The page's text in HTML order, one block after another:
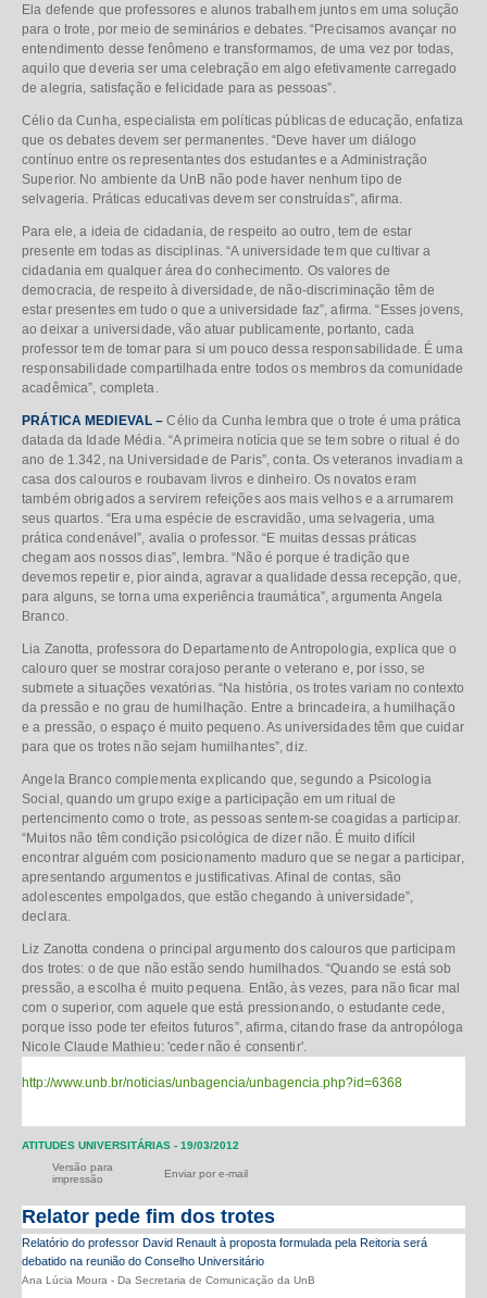
Ela defende que professores e alunos trabalhem juntos em uma solução
para o trote, por meio de seminários e debates. “Precisamos avançar no
entendimento desse fenômeno e transformamos, de uma vez por todas,
aquilo que deveria ser uma celebração em algo efetivamente carregado
de alegria, satisfação e felicidade para as pessoas”.
Célio da Cunha, especialista em políticas públicas de educação, enfatiza
que os debates devem ser permanentes. “Deve haver um diálogo
contínuo entre os representantes dos estudantes e a Administração
Superior. No ambiente da UnB não pode haver nenhum tipo de
selvageria. Práticas educativas devem ser construídas”, afirma.
Para ele, a ideia de cidadania, de respeito ao outro, tem de estar
presente em todas as disciplinas. “A universidade tem que cultivar a
cidadania em qualquer área do conhecimento. Os valores de
democracia, de respeito à diversidade, de não-discriminação têm de
estar presentes em tudo o que a universidade faz”, afirma. “Esses jovens,
ao deixar a universidade, vão atuar publicamente, portanto, cada
professor tem de tomar para si um pouco dessa responsabilidade. É uma
responsabilidade compartilhada entre todos os membros da comunidade
acadêmica”, completa.
PRÁTICA MEDIEVAL – Célio da Cunha lembra que o trote é uma prática
datada da Idade Média. “A primeira notícia que se tem sobre o ritual é do
ano de 1.342, na Universidade de Paris”, conta. Os veteranos invadiam a
casa dos calouros e roubavam livros e dinheiro. Os novatos eram
também obrigados a servirem refeições aos mais velhos e a arrumarem
seus quartos. “Era uma espécie de escravidão, uma selvageria, uma
prática condenável”, avalia o professor. “E muitas dessas práticas
chegam aos nossos dias”, lembra. “Não é porque é tradição que
devemos repetir e, pior ainda, agravar a qualidade dessa recepção, que,
para alguns, se torna uma experiência traumática”, argumenta Angela
Branco.
Lia Zanotta, professora do Departamento de Antropologia, explica que o
calouro quer se mostrar corajoso perante o veterano e, por isso, se
submete a situações vexatórias. “Na história, os trotes variam no contexto
da pressão e no grau de humilhação. Entre a brincadeira, a humilhação
e a pressão, o espaço é muito pequeno. As universidades têm que cuidar
para que os trotes não sejam humilhantes”, diz.
Angela Branco complementa explicando que, segundo a Psicologia
Social, quando um grupo exige a participação em um ritual de
pertencimento como o trote, as pessoas sentem-se coagidas a participar.
“Muitos não têm condição psicológica de dizer não. É muito difícil
encontrar alguém com posicionamento maduro que se negar a participar,
apresentando argumentos e justificativas. Afinal de contas, são
adolescentes empolgados, que estão chegando à universidade”,
declara.
Liz Zanotta condena o principal argumento dos calouros que participam
dos trotes: o de que não estão sendo humilhados. “Quando se está sob
pressão, a escolha é muito pequena. Então, às vezes, para não ficar mal
com o superior, com aquele que está pressionando, o estudante cede,
porque isso pode ter efeitos futuros”, afirma, citando frase da antropóloga
Nicole Claude Mathieu: 'ceder não é consentir'.
http://www.unb.br/noticias/unbagencia/unbagencia.php?id=6368
ATITUDES UNIVERSITÁRIAS - 19/03/2012
Versão para
impressão
Enviar por e-mail
Relator pede fim dos trotes
Relatório do professor David Renault à proposta formulada pela Reitoria será
debatido na reunião do Conselho Universitário
Ana Lúcia Moura - Da Secretaria de Comunicação da UnB